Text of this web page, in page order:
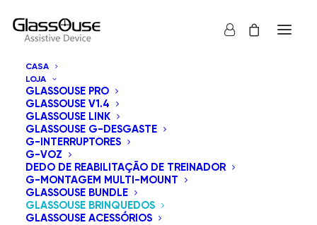
CASA
LOJA
GLASSOUSE PRO
GLASSOUSE V1.4
GLASSOUSE LINK
GLASSOUSE G-DESGASTE
G-INTERRUPTORES
G-VOZ
DEDO DE REABILITAÇÃO DE TREINADOR
G-MONTAGEM MULTI-MOUNT
GLASSOUSE BUNDLE
GLASSOUSE BRINQUEDOS
GLASSOUSE ACESSÓRIOS